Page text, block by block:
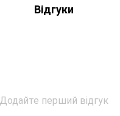
Відгуки
Додайте перший відгук